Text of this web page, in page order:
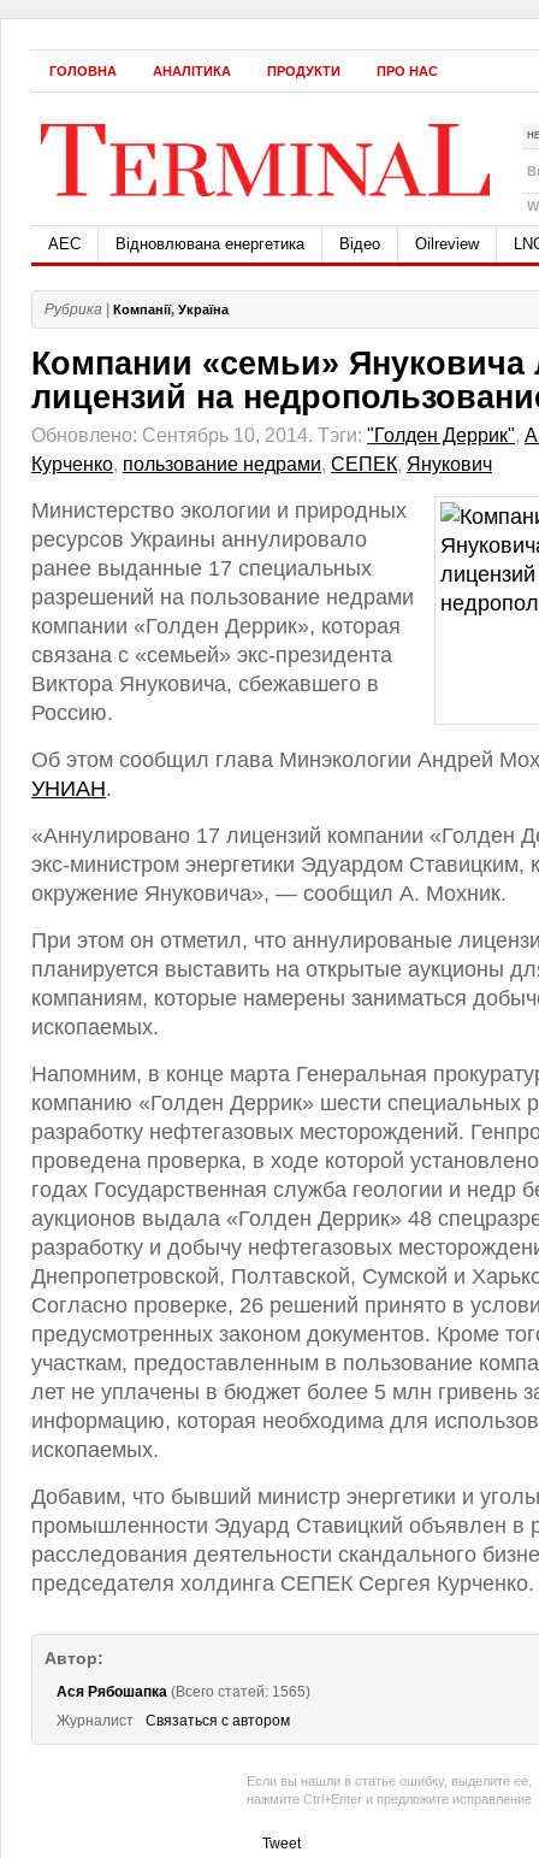
ГОЛОВНА АНАЛІТИКА ПРОДУКТИ ПРО НАС
АЕС Відновлювана енергетика Відео Oilreview
Рубрика | Компанії, Україна
Компании «семьи»
лицензий на
Обновлено: Сентябрь 10, 2014. Тэги: "Голден Деррик",
Курченко, пользование недрами, СЕПЕК, Янукович
Министерство экологии и природных
ресурсов Украины аннулировало
ранее выданные 17 специальных
разрешений на пользование недрами
компании «Голден Деррик», которая
связана с «семьей» экс-президента
Виктора Януковича, сбежавшего в
Россию.
Об этом сообщил глава Минэкологии Андрей
УНИАН.
«Аннулировано 17 лицензий компании «Голден
экс-министром энергетики Эдуардом Ставицким,
окружение Януковича», — сообщил А. Мохник.
При этом он отметил, что аннулированые
планируется выставить на открытые аукционы
компаниям, которые намерены заниматься
ископаемых.
Напомним, в конце марта Генеральная
компанию «Голден Деррик» шести специальных
разработку нефтегазовых месторождений.
проведена проверка, в ходе которой
годах Государственная служба геологии и недр
аукционов выдала «Голден Деррик» 48
разработку и добычу нефтегазовых
Днепропетровской, Полтавской, Сумской и
Согласно проверке, 26 решений принято в
предусмотренных законом документов. Кроме
участкам, предоставленным в пользование
лет не уплачены в бюджет более 5 млн гривень
информацию, которая необходима для
ископаемых.
Добавим, что бывший министр энергетики и
промышленности Эдуард Ставицкий объявлен в
расследования деятельности скандального
председателя холдинга СЕПЕК Сергея Курченко.
Автор:
Ася Рябошапка (Всего статей: 1565)
Журналист
Связаться с автором
Если вы нашли в статье ошибку, выделите ее,
нажмите Ctrl+Enter и предложите исправление
Tweet